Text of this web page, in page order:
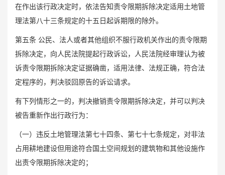
在作出该行政决定时，依法告知责令限期拆除决定适用土地管
理法第八十三条规定的十五日起诉期限的除外。
第五条 公民、法人或者其他组织不服行政机关作出的责令限期
拆除决定，向人民法院提起行政诉讼，人民法院经审理认为被
诉责令限期拆除决定证据确凿，适用法律、法规正确，符合法
定程序的，判决驳回原告的诉讼请求。
有下列情形之一的，判决撤销责令限期拆除决定，并可以判决
被告重新作出行政行为：
（一）违反土地管理法第七十四条、第七十七条规定，对非法
占用耕地建设但用途符合国土空间规划的建筑物和其他设施作
出责令限期拆除决定的；